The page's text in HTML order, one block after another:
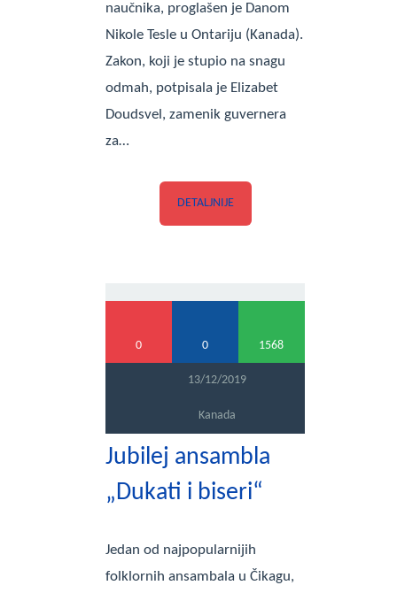
naučnika, proglašen je Danom
Nikole Tesle u Ontariju (Kanada).
Zakon, koji je stupio na snagu
odmah, potpisala je Elizabet
Doudsvel, zamenik guvernera
za…
DETALJNIJE
0 0 1568
13/12/2019
Kanada
Jubilej ansambla
„Dukati i biseri“
Jedan od najpopularnijih
folklornih ansambala u Čikagu,